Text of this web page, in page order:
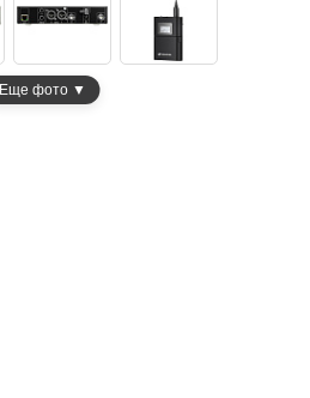
Еще фото ▼